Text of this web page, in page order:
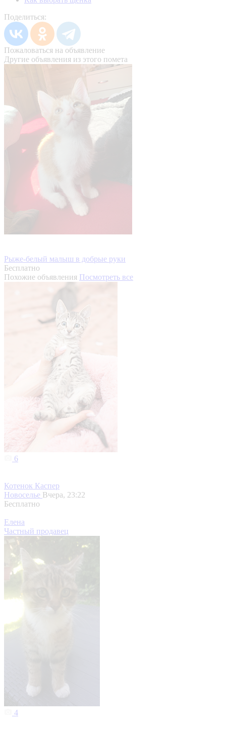
Поделиться:
Пожаловаться на объявление
Другие объявления из этого помета
Рыже-белый малыш в добрые руки
Бесплатно
Похожие объявления Посмотреть все
6
Котенок Каспер
Новоселье Вчера, 23:22
Бесплатно
Елена
Частный продавец
4